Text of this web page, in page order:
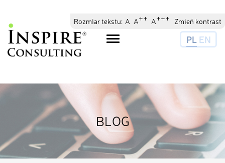
Rozmiar tekstu: A A++ A+++ Zmień kontrast
Toggle
PL EN
BLOG